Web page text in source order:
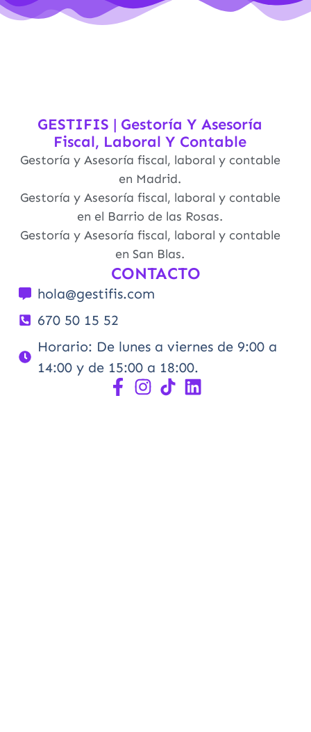
GESTIFIS | Gestoría Y Asesoría
Fiscal, Laboral Y Contable
Gestoría y Asesoría fiscal, laboral y contable
en Madrid.
Gestoría y Asesoría fiscal, laboral y contable
en el Barrio de las Rosas.
Gestoría y Asesoría fiscal, laboral y contable
en San Blas.
CONTACTO
hola@gestifis.com
670 50 15 52
Horario: De lunes a viernes de 9:00 a
14:00 y de 15:00 a 18:00.